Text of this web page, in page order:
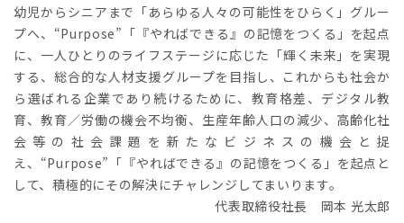
幼児からシニアまで「あらゆる人々の可能性をひらく」グルー
プへ、“Purpose”「『やればできる』の記憶をつくる」を起点
に、一人ひとりのライフステージに応じた「輝く未来」を実現
する、総合的な人材支援グループを目指し、これからも社会か
ら選ばれる企業であり続けるために、教育格差、デジタル教
育、教育／労働の機会不均衡、生産年齢人口の減少、高齢化社
会等の社会課題を新たなビジネスの機会と捉
え、“Purpose”「『やればできる』の記憶をつくる」を起点と
して、積極的にその解決にチャレンジしてまいります。
代表取締役社長 岡本 光太郎